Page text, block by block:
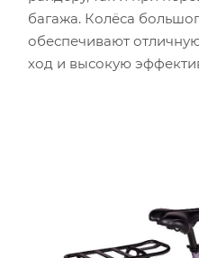
багажа. Колёса
обеспечивают
ход и высокую